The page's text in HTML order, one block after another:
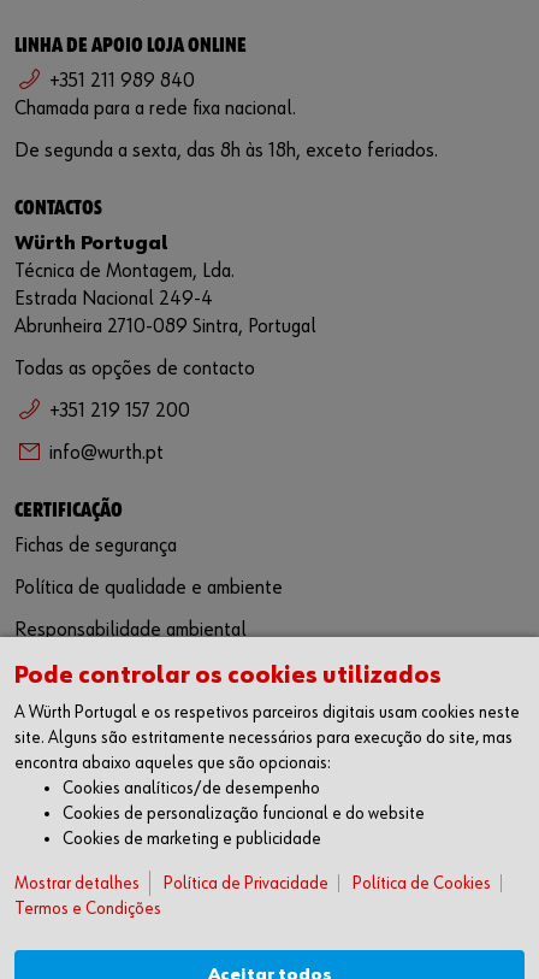
LINHA DE APOIO LOJA ONLINE
+351 211 989 840
Chamada para a rede fixa nacional.
De segunda a sexta, das 8h às 18h, exceto feriados.
CONTACTOS
Würth Portugal
Técnica de Montagem, Lda.
Estrada Nacional 249-4
Abrunheira 2710-089 Sintra, Portugal
Todas as opções de contacto
+351 219 157 200
info@wurth.pt
CERTIFICAÇÃO
Fichas de segurança
Política de qualidade e ambiente
Responsabilidade ambiental
SIGA-NOS
Facebook
Instagram
LinkedIn
Youtube
WÜRTH APP
Google Android
Apple iOS
SUGESTÕES
Pode controlar os cookies utilizados
A Würth Portugal e os respetivos parceiros digitais usam cookies neste
site. Alguns são estritamente necessários para execução do site, mas
encontra abaixo aqueles que são opcionais:
Cookies analíticos/de desempenho
Cookies de personalização funcional e do website
Cookies de marketing e publicidade
Mostrar detalhes Política de Privacidade
Política de Cookies
Termos e Condições
Aceitar todos